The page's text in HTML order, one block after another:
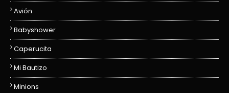
Avión
Babyshower
Caperucita
Mi Bautizo
Minions